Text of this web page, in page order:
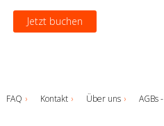
Jetzt buchen
FAQ Kontakt Über uns AGBs